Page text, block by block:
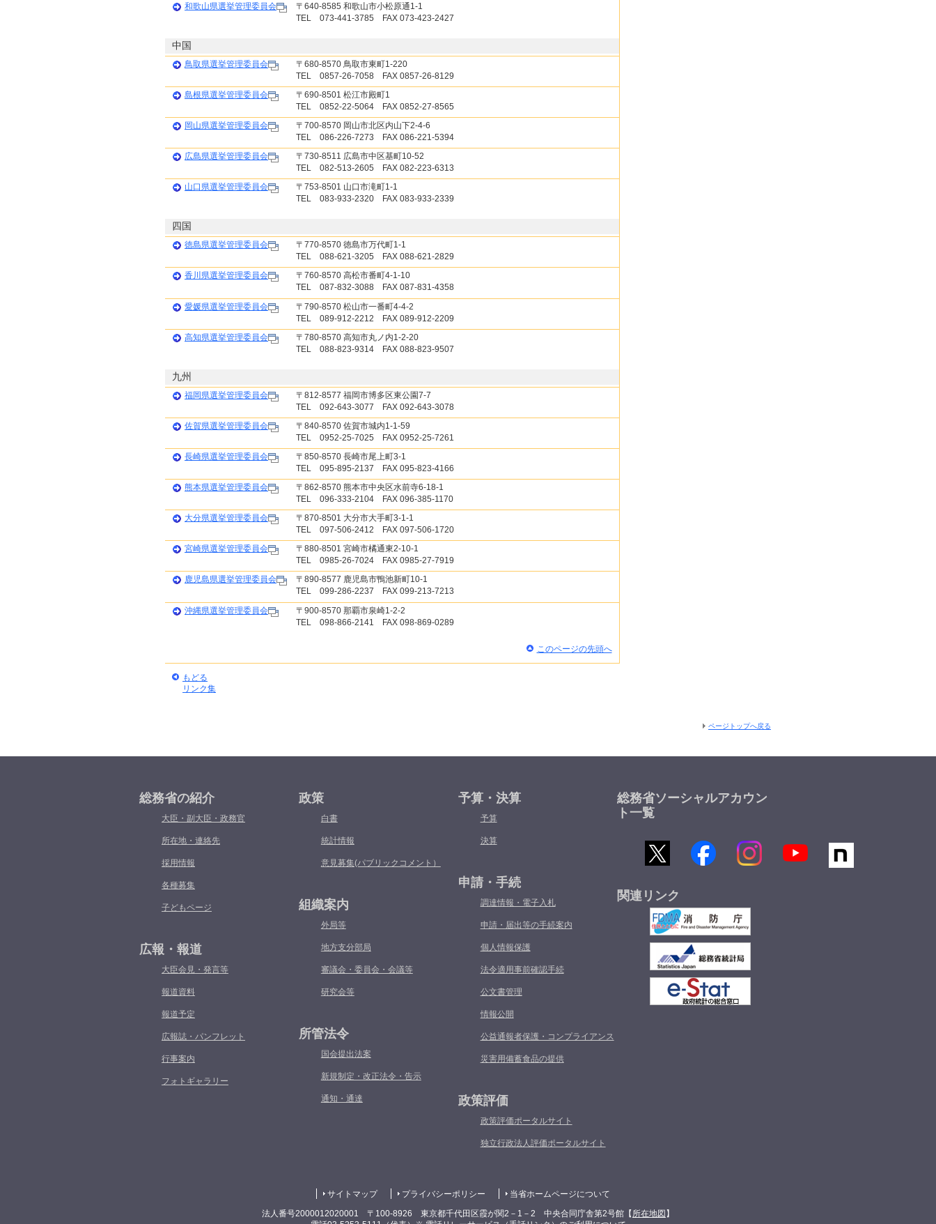
和歌山県選挙管理委員会
〒640-8585 和歌山市小松原通1-1
TEL 073-441-3785 FAX 073-423-2427
中国
鳥取県選挙管理委員会
〒680-8570 鳥取市東町1-220
TEL 0857-26-7058 FAX 0857-26-8129
島根県選挙管理委員会
〒690-8501 松江市殿町1
TEL 0852-22-5064 FAX 0852-27-8565
岡山県選挙管理委員会
〒700-8570 岡山市北区内山下2-4-6
TEL 086-226-7273 FAX 086-221-5394
広島県選挙管理委員会
〒730-8511 広島市中区基町10-52
TEL 082-513-2605 FAX 082-223-6313
山口県選挙管理委員会
〒753-8501 山口市滝町1-1
TEL 083-933-2320 FAX 083-933-2339
四国
徳島県選挙管理委員会
〒770-8570 徳島市万代町1-1
TEL 088-621-3205 FAX 088-621-2829
香川県選挙管理委員会
〒760-8570 高松市番町4-1-10
TEL 087-832-3088 FAX 087-831-4358
愛媛県選挙管理委員会
〒790-8570 松山市一番町4-4-2
TEL 089-912-2212 FAX 089-912-2209
高知県選挙管理委員会
〒780-8570 高知市丸ノ内1-2-20
TEL 088-823-9314 FAX 088-823-9507
九州
福岡県選挙管理委員会
〒812-8577 福岡市博多区東公園7-7
TEL 092-643-3077 FAX 092-643-3078
佐賀県選挙管理委員会
〒840-8570 佐賀市城内1-1-59
TEL 0952-25-7025 FAX 0952-25-7261
長崎県選挙管理委員会
〒850-8570 長崎市尾上町3-1
TEL 095-895-2137 FAX 095-823-4166
熊本県選挙管理委員会
〒862-8570 熊本市中央区水前寺6-18-1
TEL 096-333-2104 FAX 096-385-1170
大分県選挙管理委員会
〒870-8501 大分市大手町3-1-1
TEL 097-506-2412 FAX 097-506-1720
宮崎県選挙管理委員会
〒880-8501 宮崎市橘通東2-10-1
TEL 0985-26-7024 FAX 0985-27-7919
鹿児島県選挙管理委員会
〒890-8577 鹿児島市鴨池新町10-1
TEL 099-286-2237 FAX 099-213-7213
沖縄県選挙管理委員会
〒900-8570 那覇市泉崎1-2-2
TEL 098-866-2141 FAX 098-869-0289
このページの先頭へ
もどる
リンク集
ページトップへ戻る
総務省の紹介
大臣・副大臣・政務官
所在地・連絡先
採用情報
各種募集
子どもページ
広報・報道
大臣会見・発言等
報道資料
報道予定
広報誌・パンフレット
行事案内
フォトギャラリー
政策
白書
統計情報
意見募集(パブリックコメント）
組織案内
外局等
地方支分部局
審議会・委員会・会議等
研究会等
所管法令
国会提出法案
新規制定・改正法令・告示
通知・通達
予算・決算
予算
決算
申請・手続
調達情報・電子入札
申請・届出等の手続案内
個人情報保護
法令適用事前確認手続
公文書管理
情報公開
公益通報者保護・コンプライアンス
災害用備蓄食品の提供
政策評価
政策評価ポータルサイト
独立行政法人評価ポータルサイト
総務省ソーシャルアカウン
ト一覧
関連リンク
サイトマップ プライバシーポリシー 当省ホームページについて
法人番号2000012020001 〒100-8926 東京都千代田区霞が関2－1－2 中央合同庁舎第2号館【 所在地図 】